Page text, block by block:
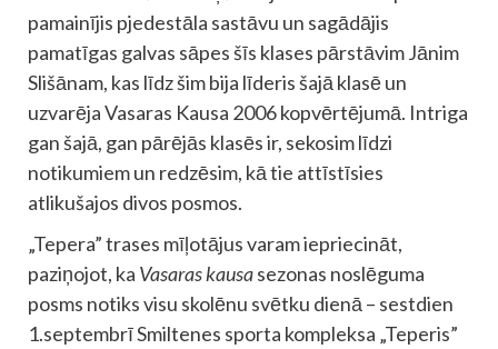
pamainījis pjedestāla sastāvu un sagādājis
pamatīgas galvas sāpes šīs klases pārstāvim Jānim
Slišānam, kas līdz šim bija līderis šajā klasē un
uzvarēja Vasaras Kausa 2006 kopvērtējumā. Intriga
gan šajā, gan pārējās klasēs ir, sekosim līdzi
notikumiem un redzēsim, kā tie attīstīsies
atlikušajos divos posmos.
„Tepera” trases mīļotājus varam iepriecināt,
paziņojot, ka Vasaras kausasezonas noslēguma
posms notiks visu skolēnu svētku dienā – sestdien
1.septembrī Smiltenes sporta kompleksa „Teperis”